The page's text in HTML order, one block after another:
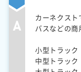
カーネクスト
バスなどの商
小型トラック
中型トラック